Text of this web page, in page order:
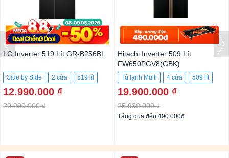
LG Inverter 519 Lít GR-B256BL
Side by Side 2 cửa 519 lít
12.990.000 ₫
20.990.000 ₫
Hitachi Inverter 509 Lít
FW650PGV8(GBK)
Tủ lạnh Multi 4 cửa 509 lít
19.900.000 ₫
25.930.000 ₫
Tặng quà đến 490.000đ